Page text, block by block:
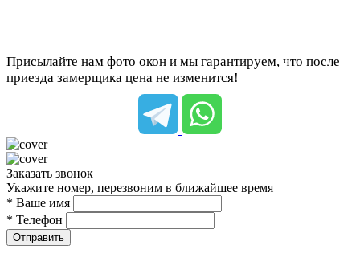
Присылайте нам фото окон и мы гарантируем, что после
приезда замерщика цена не изменится!
Заказать звонок
Укажите номер, перезвоним в ближайшее время
* Ваше имя
* Телефон
Отправить